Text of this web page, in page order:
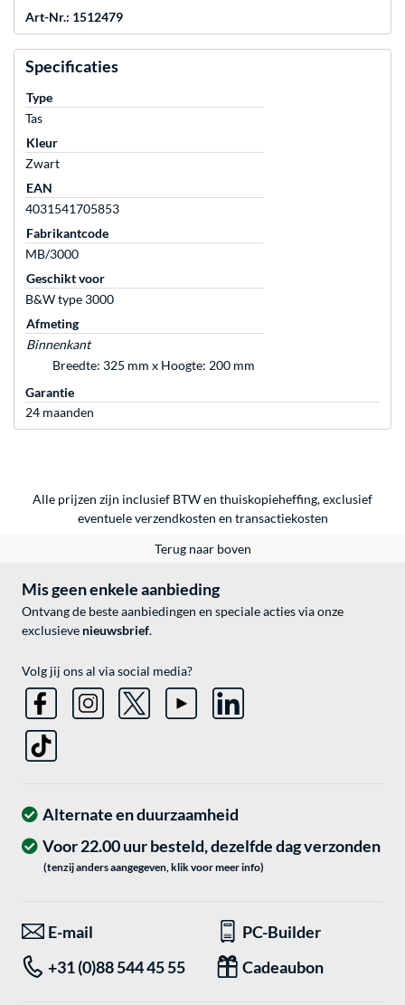
Art-Nr.: 1512479
Specificaties
Type
Tas
Kleur
Zwart
EAN
4031541705853
Fabrikantcode
MB/3000
Geschikt voor
B&W type 3000
Afmeting
Binnenkant
Breedte: 325 mm x Hoogte: 200 mm
Garantie
24 maanden
Alle prijzen zijn inclusief BTW en thuiskopieheffing, exclusief
eventueleverzendkosten en transactiekosten
Terug naar boven
Mis geen enkele aanbieding
Ontvang de beste aanbiedingen en speciale acties via onze
exclusieve nieuwsbrief.
Volg jij ons al via social media?
Alternate en duurzaamheid
Voor 22.00 uur besteld, dezelfde dag verzonden
(tenzij anders aangegeven, klik voor meer info)
E-mail
PC-Builder
+31 (0)88 544 45 55
Cadeaubon